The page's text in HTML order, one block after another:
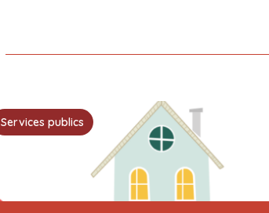
Services publics